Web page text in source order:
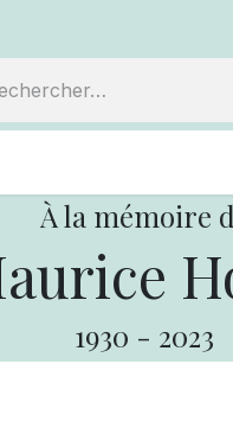
À la mémoire
1930 - 2023